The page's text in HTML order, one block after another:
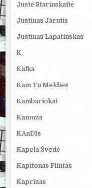
Justė Starinskaitė
Justinas Jarutis
Justinas Lapatinskas
K
Kafka
Kam Tu Meldies
Kambariokai
Kamuza
KAnDIs
Kapela Švedė
Kapitonas Flintas
Kaprizas